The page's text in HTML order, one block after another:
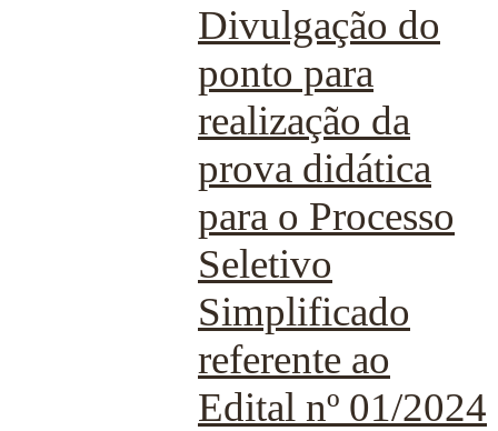
Divulgação do
ponto para
realização da
prova didática
para o Processo
Seletivo
Simplificado
referente ao
Edital nº 01/2024